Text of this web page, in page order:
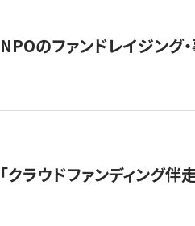
NPOのファンドレイジング
「クラウドファンディング伴